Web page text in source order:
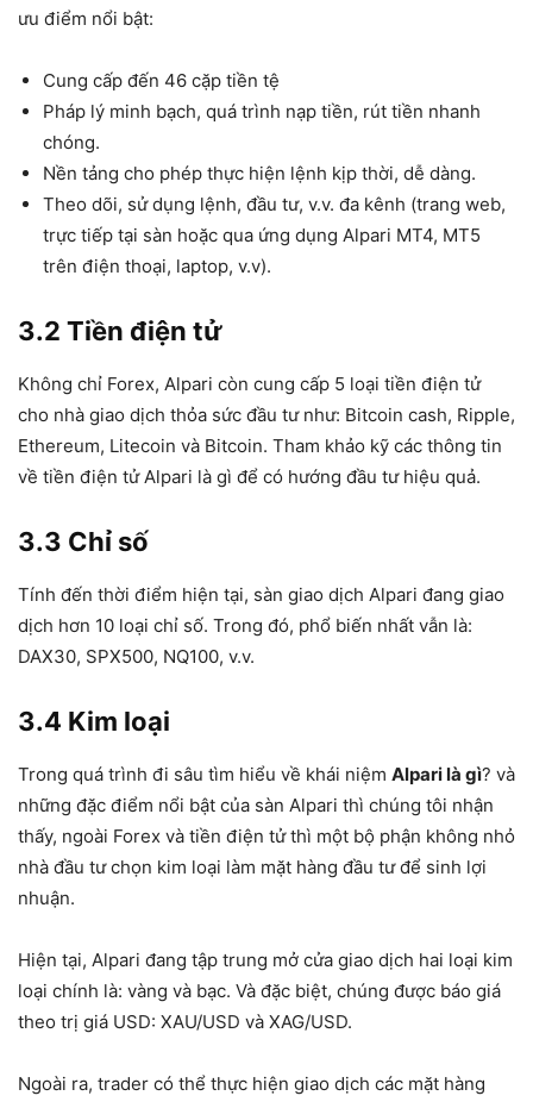
ưu điểm nổi bật:
Cung cấp đến 46 cặp tiền tệ
Pháp lý minh bạch, quá trình nạp tiền, rút tiền nhanh
chóng.
Nền tảng cho phép thực hiện lệnh kịp thời, dễ dàng.
Theo dõi, sử dụng lệnh, đầu tư, v.v. đa kênh (trang web,
trực tiếp tại sàn hoặc qua ứng dụng Alpari MT4, MT5
trên điện thoại, laptop, v.v).
3.2 Tiền điện tử
Không chỉ Forex, Alpari còn cung cấp 5 loại tiền điện tử
cho nhà giao dịch thỏa sức đầu tư như: Bitcoin cash, Ripple,
Ethereum, Litecoin và Bitcoin. Tham khảo kỹ các thông tin
về tiền điện tử Alpari là gì để có hướng đầu tư hiệu quả.
3.3 Chỉ số
Tính đến thời điểm hiện tại, sàn giao dịch Alpari đang giao
dịch hơn 10 loại chỉ số. Trong đó, phổ biến nhất vẫn là:
DAX30, SPX500, NQ100, v.v.
3.4 Kim loại
Trong quá trình đi sâu tìm hiểu về khái niệm Alpari là gì? và
những đặc điểm nổi bật của sàn Alpari thì chúng tôi nhận
thấy, ngoài Forex và tiền điện tử thì một bộ phận không nhỏ
nhà đầu tư chọn kim loại làm mặt hàng đầu tư để sinh lợi
nhuận.
Hiện tại, Alpari đang tập trung mở cửa giao dịch hai loại kim
loại chính là: vàng và bạc. Và đặc biệt, chúng được báo giá
theo trị giá USD: XAU/USD và XAG/USD.
Ngoài ra, trader có thể thực hiện giao dịch các mặt hàng